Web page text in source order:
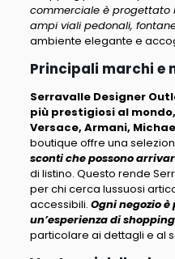
commerciale è progettato
ampi viali pedonali,
ambiente elegante e
Principali marchi e
Serravalle Designer
più prestigiosi al
Versace, Armani,
boutique offre una
sconti che possono
di listino. Questo rende
per chi cerca lussuosi
accessibili. Ogni negozio
un’esperienza di
particolare ai dettagli e al